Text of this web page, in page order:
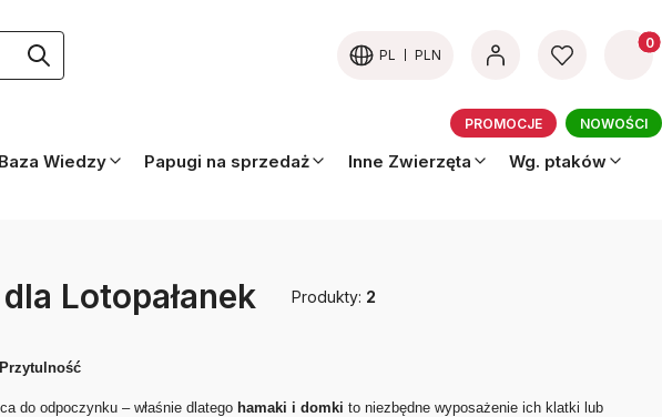
Szukaj PL PLN
PROMOCJE NOWOŚCI
Baza Wiedzy Papugi na sprzedaż Inne Zwierzęta
Wg. ptaków
Lotopałanek Produkty: 2
do odpoczynku – właśnie dlatego hamaki i domki to niezbędne wyposażenie ich klatki lub